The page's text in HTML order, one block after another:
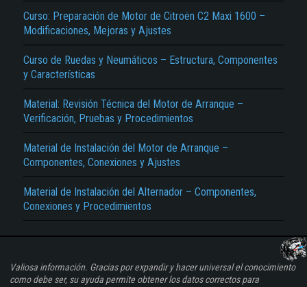
Curso: Preparación de Motor de Citroën C2 Maxi 1600 –
Modificaciones, Mejoras y Ajustes
Curso de Ruedas y Neumáticos – Estructura, Componentes
y Características
Material: Revisión Técnica del Motor de Arranque –
Verificación, Pruebas y Procedimientos
Material de Instalación del Motor de Arranque –
Componentes, Conexiones y Ajustes
Material de Instalación del Alternador – Componentes,
Conexiones y Procedimientos
Valiosa información. Gracias por expandir y hacer universal el conocimiento
como debe ser, su ayuda permite obtener los datos correctos para